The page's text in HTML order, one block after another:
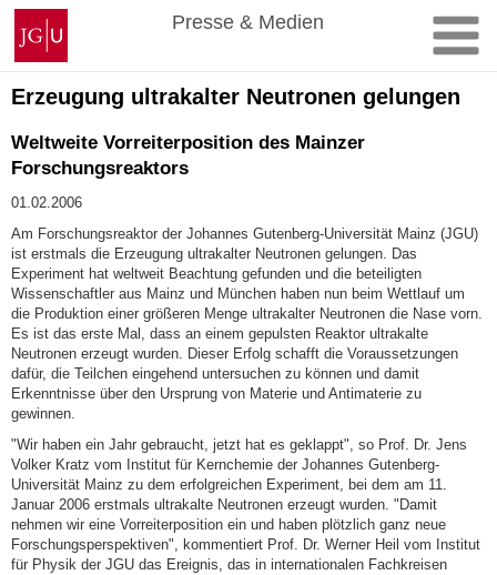
Zum
Inhalt
springen
Johannes
Gutenberg-
Universität
Mainz
Presse & Medien
Erzeugung ultrakalter Neutronen gelungen
Weltweite Vorreiterposition des Mainzer
Forschungsreaktors
01.02.2006
Am Forschungsreaktor der Johannes Gutenberg-Universität Mainz (JGU)
ist erstmals die Erzeugung ultrakalter Neutronen gelungen. Das
Experiment hat weltweit Beachtung gefunden und die beteiligten
Wissenschaftler aus Mainz und München haben nun beim Wettlauf um
die Produktion einer größeren Menge ultrakalter Neutronen die Nase vorn.
Es ist das erste Mal, dass an einem gepulsten Reaktor ultrakalte
Neutronen erzeugt wurden. Dieser Erfolg schafft die Voraussetzungen
dafür, die Teilchen eingehend untersuchen zu können und damit
Erkenntnisse über den Ursprung von Materie und Antimaterie zu
gewinnen.
"Wir haben ein Jahr gebraucht, jetzt hat es geklappt", so Prof. Dr. Jens
Volker Kratz vom Institut für Kernchemie der Johannes Gutenberg-
Universität Mainz zu dem erfolgreichen Experiment, bei dem am 11.
Januar 2006 erstmals ultrakalte Neutronen erzeugt wurden. "Damit
nehmen wir eine Vorreiterposition ein und haben plötzlich ganz neue
Forschungsperspektiven", kommentiert Prof. Dr. Werner Heil vom Institut
für Physik der JGU das Ereignis, das in internationalen Fachkreisen